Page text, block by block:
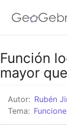
Google
Función
mayor
Autor: Rubén
Tema: